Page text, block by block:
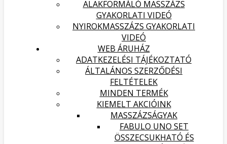
ALAKFORMÁLÓ MASSZÁZS
GYAKORLATI VIDEÓ
NYIROKMASSZÁZS GYAKORLATI
VIDEÓ
WEB ÁRUHÁZ
ADATKEZELÉSI TÁJÉKOZTATÓ
ÁLTALÁNOS SZERZŐDÉSI
FELTÉTELEK
MINDEN TERMÉK
KIEMELT AKCIÓINK
MASSZÁZSÁGYAK
FABULO UNO SET
ÖSSZECSUKHATÓ ÉS